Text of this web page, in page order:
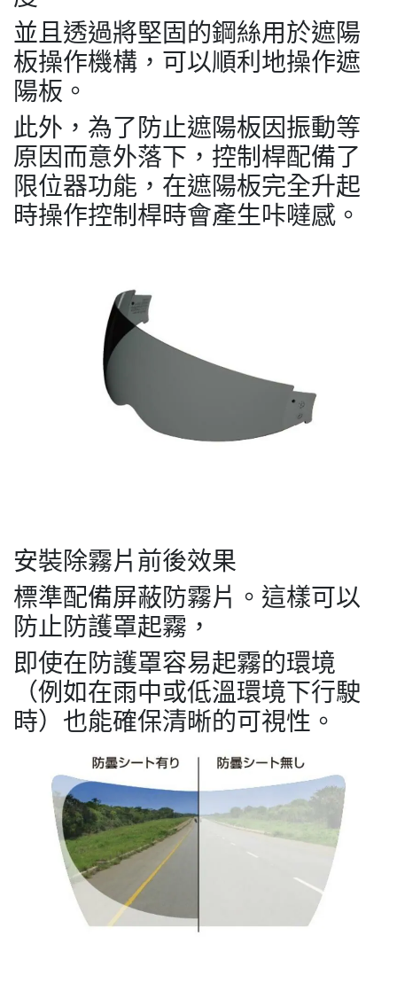
並且透過將堅固的鋼絲用於遮陽
板操作機構，可以順利地操作遮
陽板。
此外，為了防止遮陽板因振動等
原因而意外落下，控制桿配備了
限位器功能，在遮陽板完全升起
時操作控制桿時會產生咔噠感。
安裝除霧片前後效果
標準配備屏蔽防霧片。這樣可以
防止防護罩起霧，
即使在防護罩容易起霧的環境
（例如在雨中或低溫環境下行駛
時）也能確保清晰的可視性。